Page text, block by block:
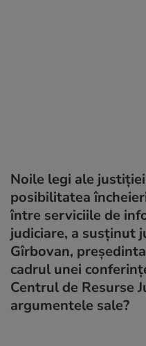
Noile legi ale
posibilitatea
între serviciile de
judiciare, a susţinut
Gîrbovan,
cadrul unei
Centrul de Resurse
argumentele sale?